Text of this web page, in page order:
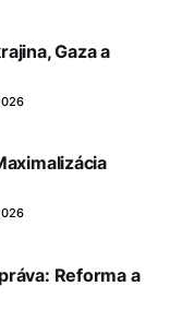
Gaza a
Reforma a